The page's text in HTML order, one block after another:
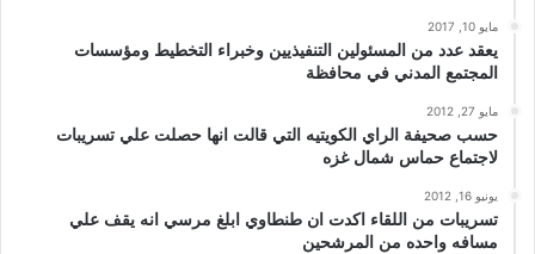
مايو 10, 2017
يعقد عدد من المسئولين التنفيذيين وخبراء التخطيط ومؤسسات
المجتمع المدني في محافظة
مايو 27, 2012
حسب صحيفة الراي الكويتيه التي قالت انها حصلت علي تسريبات
لاجتماع حماس شمال غزه
يونيو 16, 2012
تسريبات من اللقاء اكدت ان طنطاوي ابلغ مرسي انه يقف علي
مسافه واحده من المرشحين